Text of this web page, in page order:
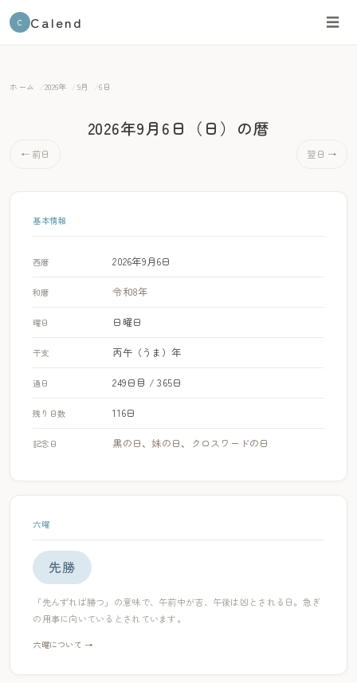
C Calend ☰
ホーム 2026年 9月 6日
← 前日
2026年9月6日（日） の暦
翌日 →
基本情報
西暦 2026年9月6日
和暦 令和8年
曜日 日曜日
干支 丙午（うま）年
通日 249日目 / 365日
残り日数 116日
記念日 黒の日、 妹の日、 クロスワードの日
六曜
先勝
「先んずれば勝つ」の意味で、午前中が吉、午後は凶とされる日。急ぎ
の用事に向いているとされています。
六曜について →